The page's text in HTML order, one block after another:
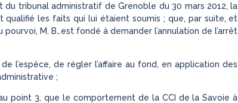
tribunal administratif de Grenoble du 30 mars 2012, la
qualifié les faits qui lui étaient soumis ; que, par suite, et
M. B…est fondé à demander l’annulation de l’arrêt
l’espèce, de régler l’affaire au fond, en application des
;
point 3, que le comportement de la CCI de la Savoie à